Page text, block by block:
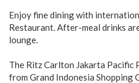
Enjoy fine dining with
Restaurant. After-meal drinks
lounge.
The Ritz Carlton Jakarta Pacific
from Grand Indonesia Shopping